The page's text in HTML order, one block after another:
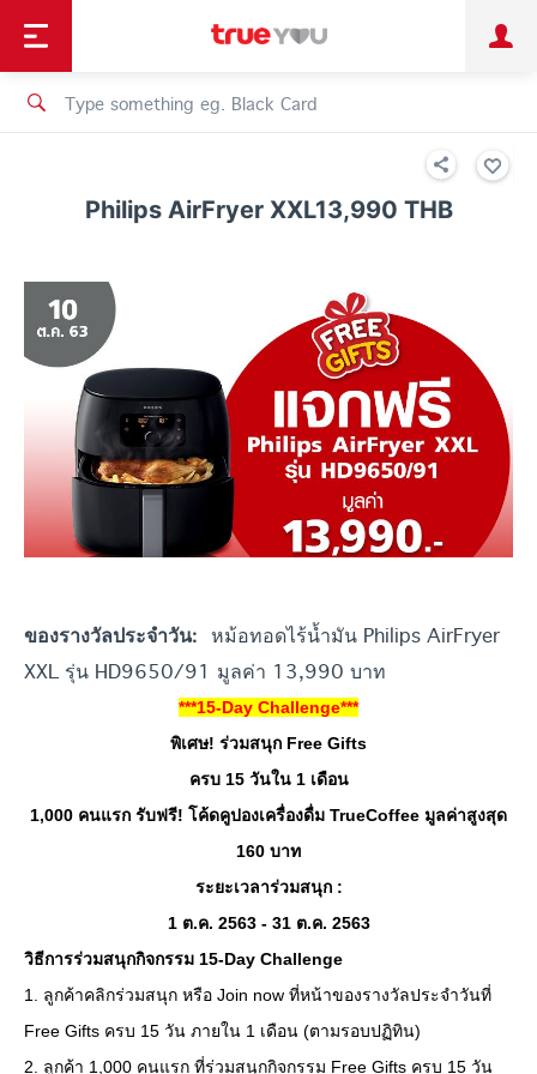
Personal Business
Shopping
เทรนด์เทคโนโลยี
Philips AirFryer XXL13,990 THB
ของรางวัลประจำวัน: หม้อทอดไร้น้ำมัน Philips AirFryer
XXL รุ่น HD9650/91 มูลค่า 13,990 บาท
***15-Day Challenge***
พิเศษ! ร่วมสนุก Free Gifts
ครบ 15 วันใน 1 เดือน
1,000 คนแรก รับฟรี! โค้ดคูปองเครื่องดื่ม TrueCoffee มูลค่าสูงสุด
160 บาท
ระยะเวลาร่วมสนุก :
1 ต.ค. 2563 - 31 ต.ค. 2563
วิธีการร่วมสนุกกิจกรรม 15-Day Challenge
1. ลูกค้าคลิกร่วมสนุก หรือ Join now ที่หน้าของรางวัลประจำวันที่
Free Gifts ครบ 15 วัน ภายใน 1 เดือน (ตามรอบปฏิทิน)
2. ลูกค้า 1,000 คนแรก ที่ร่วมสนุกกิจกรรม Free Gifts ครบ 15 วัน